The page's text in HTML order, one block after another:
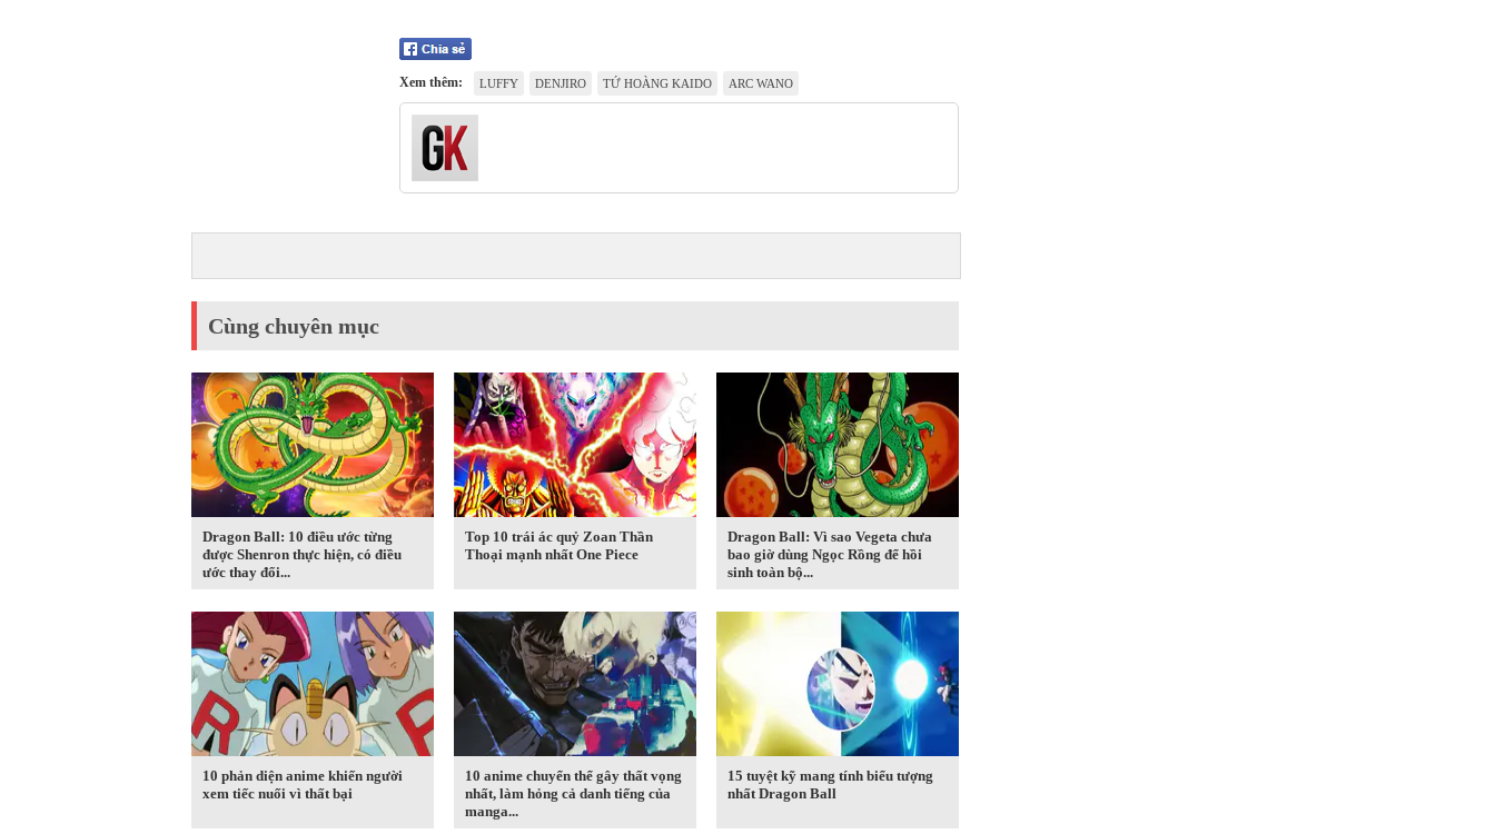
Xem thêm: LUFFY DENJIRO TỨ HOÀNG KAIDO ARC WANO
Cùng chuyên mục
Dragon Ball: 10 điều ước từng
được Shenron thực hiện, có điều
ước thay đổi...
Top 10 trái ác quỷ Zoan Thần
Thoại mạnh nhất One Piece
Dragon Ball: Vì sao Vegeta chưa
bao giờ dùng Ngọc Rồng để hồi
sinh toàn bộ...
10 phản diện anime khiến người
xem tiếc nuối vì thất bại
10 anime chuyển thể gây thất vọng
nhất, làm hỏng cả danh tiếng của
manga...
15 tuyệt kỹ mang tính biểu tượng
nhất Dragon Ball